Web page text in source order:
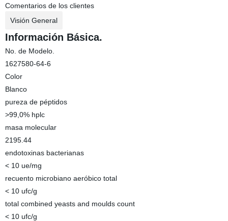
Comentarios de los clientes
Visión General
Información Básica.
No. de Modelo.
1627580-64-6
Color
Blanco
pureza de péptidos
>99,0% hplc
masa molecular
2195.44
endotoxinas bacterianas
< 10 ue/mg
recuento microbiano aeróbico total
< 10 ufc/g
total combined yeasts and moulds count
< 10 ufc/g